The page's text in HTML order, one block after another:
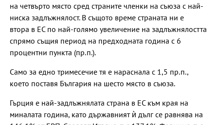
на четвърто място сред страните членки на съюза с най-
ниска задлъжнялост. В същото време страната ни е
втора в ЕС по най-голямо увеличение на задлъжнялостта
спрямо същия период на предходната година с 6
процентни пункта (пр.п.).
Само за едно тримесечие тя е нараснала с 1,5 пр.п.,
което поставя България на шесто място в съюза.
Гърция е най-задлъжнялата страна в ЕС към края на
миналата година, като държавният ѝ дълг се равнява на